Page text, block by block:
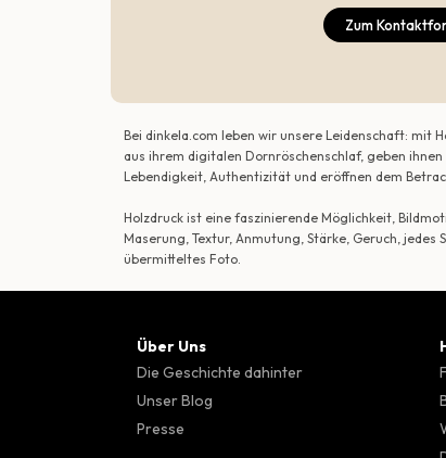
Zum
Bei dinkela.com leben wir unsere Leidenschaft: mit
aus ihrem digitalen Dornröschenschlaf, geben
Lebendigkeit, Authentizität und eröffnen dem
Holzdruck ist eine faszinierende Möglichkeit,
Maserung, Textur, Anmutung, Stärke, Geruch,
übermitteltes Foto.
Über Uns
Die Geschichte dahinter
Unser Blog
Presse